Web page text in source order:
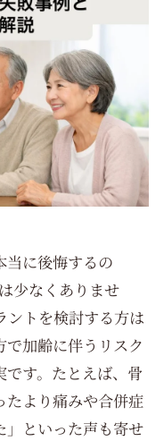
当に後悔するの
少なくありませ
ントを検討する方は
加齢に伴うリスク
す。たとえば、骨
たより痛みや合併症
」といった声も寄せ